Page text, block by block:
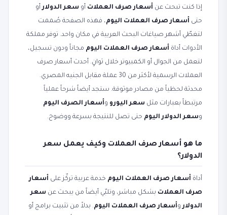
إذا كنت تبحث عن أسعار صرف العملات أو سعر الدولارأو
حتى أسعار صرف العملات اليوم، فهذه الصفحة صُممت
لتغطّي أشهر صياغات البحث العربية في مكان واحد. توفر مملكة
الأدوات أداة أسعار صرف العملات اليوم مجاناً ودون تسجيل،
لتعمل من الجوال أو الكمبيوتر خلال ثوانٍ. أحدث أسعار صرف
العملات الرسمية لأكثر من 30 عملة مقابل الجنيه المصري.
محدثة لحظياً من مصادر موثوقة. ستجد أيضاً شرحاً عملياً
مرتبطاً بعبارات مثل سعر اليورو وأسعار الصرف اليوم
وسعر الدولار اليوم حتى تصل للنتيجة بسرعة ووضوح.
ما هو أسعار صرف العملات وكيف يعمل سعر
الدولار؟
أداة أسعار صرف العملات اليوم خدمة عربية تركّز على أسعار
صرف العملات بشكل مباشر، وتلبّي أيضاً من يبحث عن سعر
الدولاروأسعار صرف العملات اليوم. بدلاً من تثبيت برامج أو